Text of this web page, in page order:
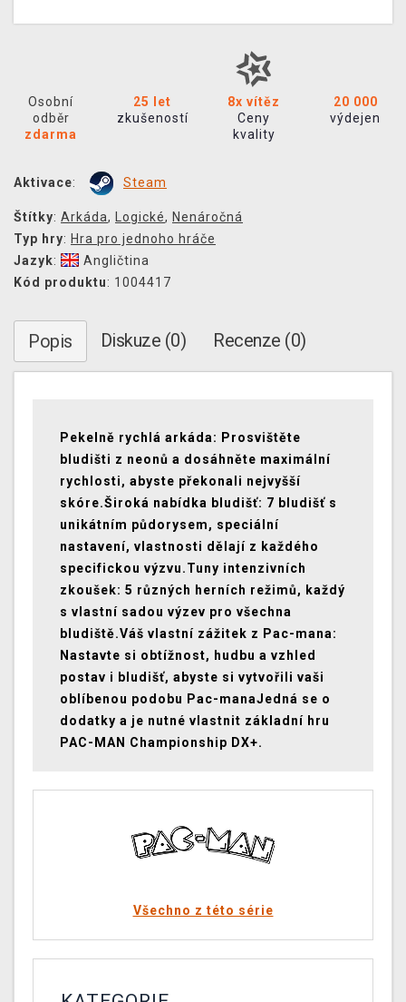
Osobní
odběr
zdarma
25 let
zkušeností
8x vítěz
Ceny
kvality
20 000
výdejen
Aktivace: Steam
Štítky: Arkáda, Logické, Nenáročná
Typ hry: Hra pro jednoho hráče
Jazyk:
Angličtina
Kód produktu: 1004417
Popis Diskuze (0) Recenze (0)
Pekelně rychlá arkáda: Prosvištěte
bludišti z neonů a dosáhněte maximální
rychlosti, abyste překonali nejvyšší
skóre.Široká nabídka bludišť: 7 bludišť s
unikátním půdorysem, speciální
nastavení, vlastnosti dělají z každého
specifickou výzvu.Tuny intenzivních
zkoušek: 5 různých herních režimů, každý
s vlastní sadou výzev pro všechna
bludiště.Váš vlastní zážitek z Pac-mana:
Nastavte si obtížnost, hudbu a vzhled
postav i bludišť, abyste si vytvořili vaši
oblíbenou podobu Pac-manaJedná se o
dodatky a je nutné vlastnit základní hru
PAC-MAN Championship DX+.
Všechno z této série